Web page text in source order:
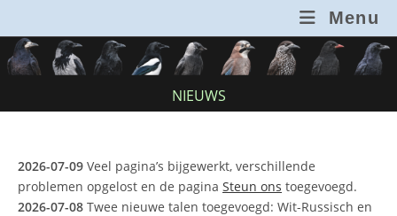
inhoud
Menu
NIEUWS
2026-07-09 Veel pagina’s bijgewerkt, verschillende
problemen opgelost en de pagina Steun ons toegevoegd.
2026-07-08 Twee nieuwe talen toegevoegd: Wit-Russisch en